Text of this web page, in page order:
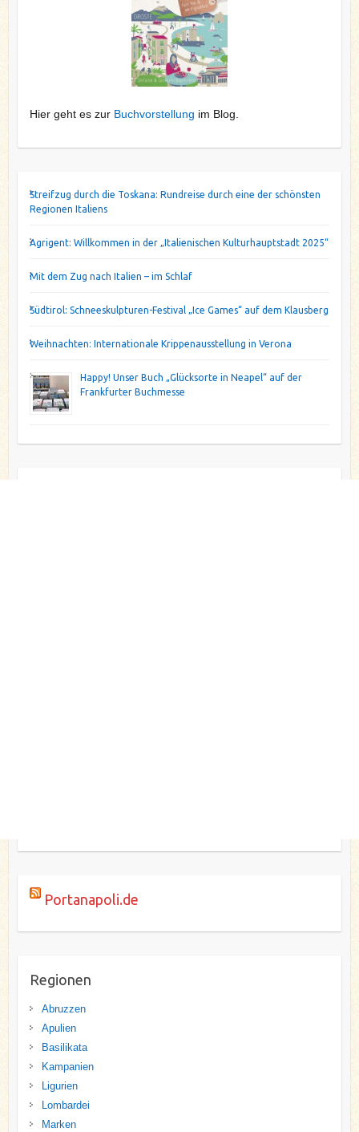
Hier geht es zur Buchvorstellung im Blog.
Streifzug durch die Toskana: Rundreise durch eine der schönsten
Regionen Italiens
Agrigent: Willkommen in der „Italienischen Kulturhauptstadt 2025“
Mit dem Zug nach Italien – im Schlaf
Südtirol: Schneeskulpturen-Festival „Ice Games“ auf dem Klausberg
Weihnachten: Internationale Krippenausstellung in Verona
Happy! Unser Buch „Glücksorte in Neapel“ auf der
Frankfurter Buchmesse
Portanapoli.de
Regionen
Abruzzen
Apulien
Basilikata
Kampanien
Ligurien
Lombardei
Marken